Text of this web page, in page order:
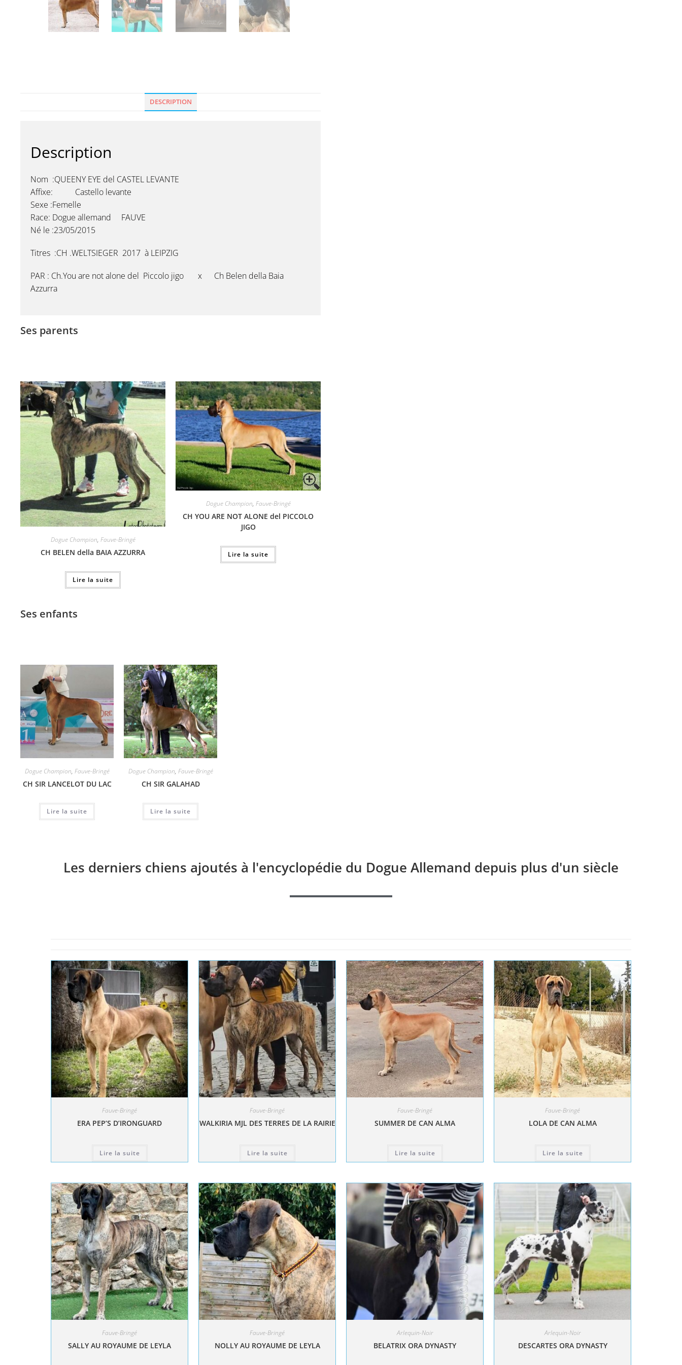
DESCRIPTION
Description
Nom :QUEENY EYE del CASTEL LEVANTE
Affixe: Castello levante
Sexe :Femelle
Race: Dogue allemand FAUVE
Né le :23/05/2015
Titres :CH .WELTSIEGER 2017 à LEIPZIG
PAR : Ch.You are not alone del Piccolo jigo x Ch Belen della Baia
Azzurra
Ses parents
Dogue Champion, Fauve-Bringé
CH BELEN della BAIA AZZURRA
Lire la suite
Dogue Champion, Fauve-Bringé
CH YOU ARE NOT ALONE del PICCOLO
JIGO
Lire la suite
Ses enfants
Dogue Champion, Fauve-Bringé
CH SIR LANCELOT DU LAC
Lire la suite
Dogue Champion, Fauve-Bringé
CH SIR GALAHAD
Lire la suite
Les derniers chiens ajoutés à l'encyclopédie du Dogue Allemand depuis plus d'un siècle
Fauve-Bringé
ERA PEP’S D’IRONGUARD
Lire la suite
Fauve-Bringé
WALKIRIA MJL DES TERRES DE LA RAIRIE
Lire la suite
Fauve-Bringé
SUMMER DE CAN ALMA
Lire la suite
Fauve-Bringé
LOLA DE CAN ALMA
Lire la suite
Fauve-Bringé
SALLY AU ROYAUME DE LEYLA
Fauve-Bringé
NOLLY AU ROYAUME DE LEYLA
Arlequin-Noir
BELATRIX ORA DYNASTY
Arlequin-Noir
DESCARTES ORA DYNASTY